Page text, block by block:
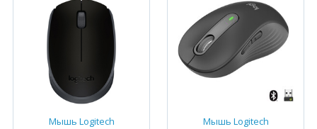
Мышь Logitech
Мышь Logitech